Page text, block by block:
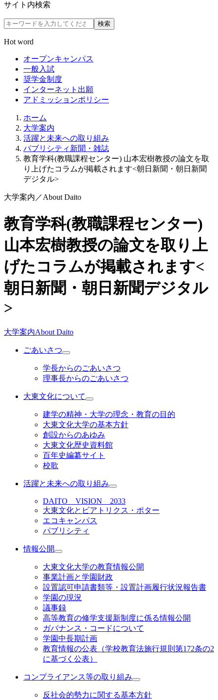
サイト内検索
検索
Hot word
オープンキャンパス
一般入試
奨学金制度
インターネット出願
アドミッションポリシー
ホーム
大学案内
活躍と未来への取り組み
パブリシティ新聞・雑誌
教育学科(教職課程センター) 山本宏樹教授の論文を取
り上げたコラムが掲載されます<朝日新聞・朝日新聞
デジタル>
大学案内 ／About Daito
教育学科(教職課程センター)
山本宏樹教授の論文を取り上
げたコラムが掲載されます<
朝日新聞・朝日新聞デジタル
>
大学案内About Daito
ごあいさつ
学長からのごあいさつ
理事長からのごあいさつ
大東文化について
建学の精神・大学の理念・教育の目的
大東文化大学の基本方針
創設からのあゆみ
大東文化歴史資料館
百年史編纂サイト
校歌
活躍と未来への取り組み
DAITO VISION 2033
大東文化とビアトリクス・ポター
エコキャンパス
パブリシティ
情報公開
大東文化大学の教育情報公開
事業計画と学園財政
設置認可申請書類等・設置計画履行状況報告書
学園の現況
議事録
高等教育の修学支援新制度に係る情報公開
ガバナンス・コードについて
学園中長期計画
教育情報の公表（学校教育法施行規則第172条の2
に基づく公表）
コンプライアンス等の取り組み
反社会的勢力に関する基本方針